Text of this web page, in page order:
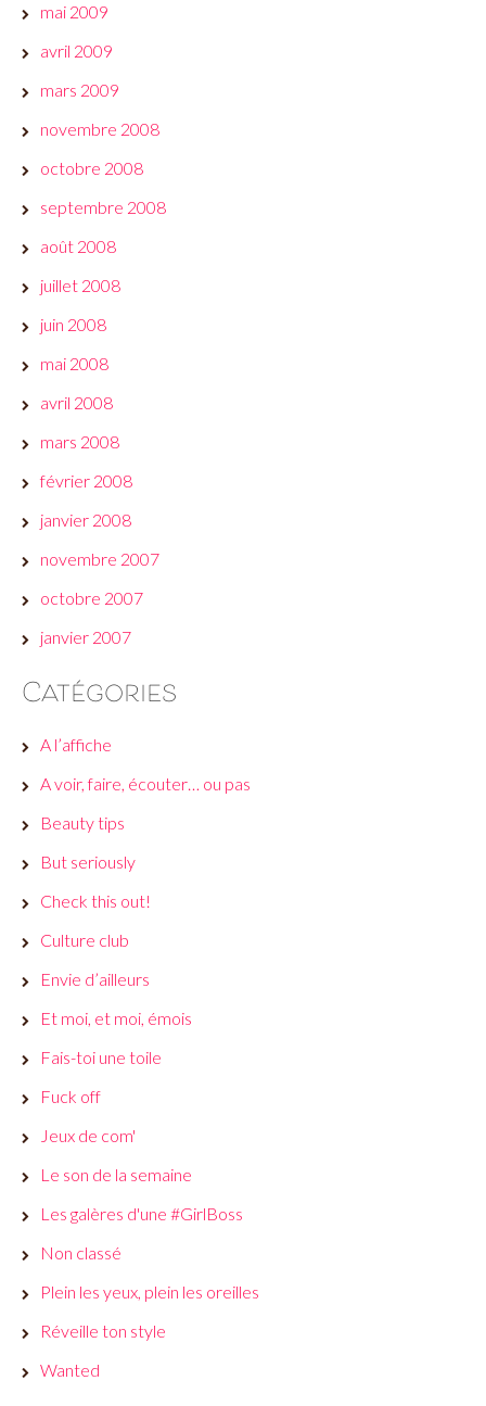
mai 2009
avril 2009
mars 2009
novembre 2008
octobre 2008
septembre 2008
août 2008
juillet 2008
juin 2008
mai 2008
avril 2008
mars 2008
février 2008
janvier 2008
novembre 2007
octobre 2007
janvier 2007
Catégories
A l’affiche
A voir, faire, écouter… ou pas
Beauty tips
But seriously
Check this out!
Culture club
Envie d’ailleurs
Et moi, et moi, émois
Fais-toi une toile
Fuck off
Jeux de com'
Le son de la semaine
Les galères d'une #GirlBoss
Non classé
Plein les yeux, plein les oreilles
Réveille ton style
Wanted